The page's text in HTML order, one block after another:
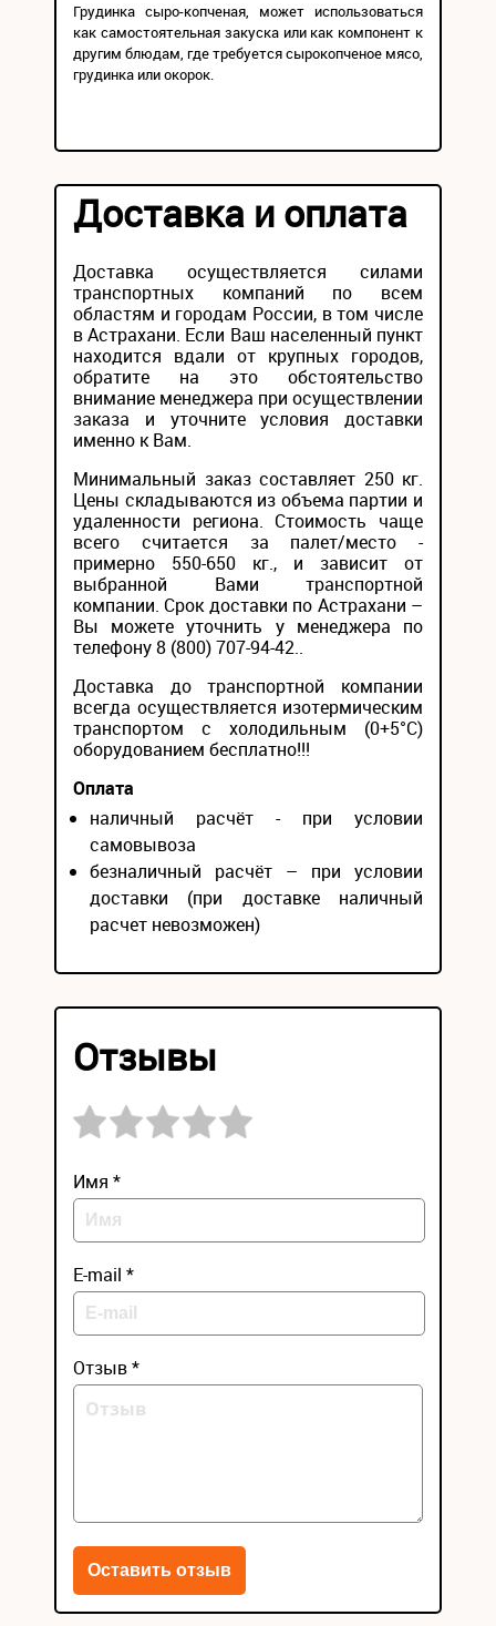
Грудинка сыро-копченая, может использоваться
как самостоятельная закуска или как компонент к
другим блюдам, где требуется сырокопченое мясо,
грудинка или окорок.
Доставка и оплата
Доставка осуществляется силами
транспортных компаний по всем
областям и городам России, в том числе
в Астрахани. Если Ваш населенный пункт
находится вдали от крупных городов,
обратите на это обстоятельство
внимание менеджера при осуществлении
заказа и уточните условия доставки
именно к Вам.
Минимальный заказ составляет 250 кг.
Цены складываются из объема партии и
удаленности региона. Стоимость чаще
всего считается за палет/место -
примерно 550-650 кг., и зависит от
выбранной Вами транспортной
компании. Срок доставки по Астрахани –
Вы можете уточнить у менеджера по
телефону 8 (800) 707-94-42..
Доставка до транспортной компании
всегда осуществляется изотермическим
транспортом с холодильным (0+5°С)
оборудованием бесплатно!!!
Оплата
наличный расчёт - при условии
самовывоза
безналичный расчёт – при условии
доставки (при доставке наличный
расчет невозможен)
Отзывы
Имя *
E-mail *
Отзыв *